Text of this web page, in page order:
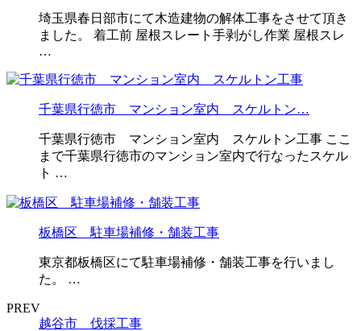
埼玉県春日部市にて木造建物の解体工事をさせて頂き
ました。 着工前 屋根スレート手剥がし作業 屋根スレ
…
千葉県行徳市 マンション室内 スケルトン…
千葉県行徳市 マンション室内 スケルトン工事 ここ
まで千葉県行徳市のマンション室内で行なったスケル
ト …
板橋区 駐車場補修・舗装工事
東京都板橋区にて駐車場補修・舗装工事を行いまし
た。 …
PREV
越谷市 伐採工事